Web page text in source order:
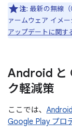
注: 最新の無線
ァームウェア イメー
アップデートに関す
Android と
ク軽減策
ここでは、
Google Play プロ